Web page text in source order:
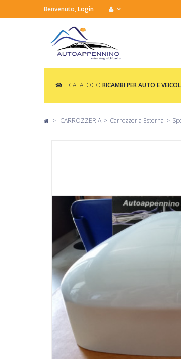
Benvenuto,Login
CATALOGO RICAMBI PER AUTO E
> CARROZZERIA > Carrozzeria Esterna >